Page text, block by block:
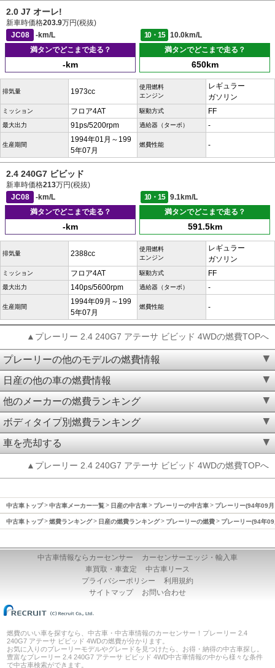
2.0 J7 オーレ!
新車時価格203.9万円(税抜)
JC08
-km/L 10・15
10.0km/L
満タンでどこまで走る？
-km
満タンでどこまで走る？
650km
排気量 1973cc
使用燃料
エンジン
レギュラー
ガソリン
ミッション フロア4AT 駆動方式 FF
最大出力 91ps/5200rpm 過給器（ターボ） -
生産期間
1994年01月～199
5年07月
燃費性能 -
2.4 240G7 ビビッド
新車時価格213万円(税抜)
JC08
-km/L 10・15
9.1km/L
満タンでどこまで走る？
-km
満タンでどこまで走る？
591.5km
排気量 2388cc
使用燃料
エンジン
レギュラー
ガソリン
ミッション フロア4AT 駆動方式 FF
最大出力 140ps/5600rpm 過給器（ターボ） -
生産期間
1994年09月～199
5年07月
燃費性能 -
▲プレーリー 2.4 240G7 アテーサ ビビッド 4WDの燃費TOPへ
プレーリーの他のモデルの燃費情報
日産の他の車の燃費情報
他のメーカーの燃費ランキング
ボディタイプ別燃費ランキング
車を売却する
▲プレーリー 2.4 240G7 アテーサ ビビッド 4WDの燃費TOPへ
中古車トップ 中古車メーカー一覧 日産の中古車 プレーリーの中古車 プレーリー(94年09
中古車トップ 燃費ランキング 日産の燃費ランキング プレーリーの燃費 プレーリー(94年
中古車情報ならカーセンサー
カーセンサーエッジ・輸入車
車買取・車査定
中古車リース
プライバシーポリシー
利用規約
サイトマップ
お問い合わせ
燃費のいい車を探すなら、中古車・中古車情報のカーセンサー！プレーリー 2.4
240G7 アテーサ ビビッド 4WDの燃費が分かります。
お気に入りのプレーリーモデルやグレードを見つけたら、お得・納得の中古車探し。
豊富なプレーリー 2.4 240G7 アテーサ ビビッド 4WD中古車情報の中から様々な条件
で中古車検索ができます。